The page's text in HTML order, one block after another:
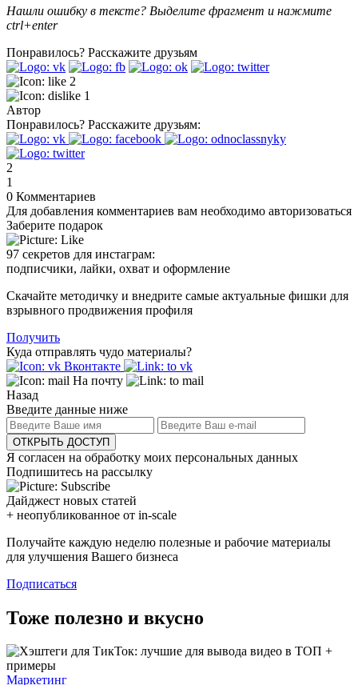
Нашли ошибку в тексте? Выделите фрагмент и нажмите
ctrl+enter
Понравилось? Расскажите друзьям
2
1
Автор
Понравилось? Расскажите друзьям:
2
1
0 Комментариев
Для добавления комментариев вам необходимо авторизоваться
Заберите подарок
97 секретов для инстаграм:
подписчики, лайки, охват и оформление
Скачайте методичку и внедрите самые актуальные фишки для
взрывного продвижения профиля
Получить
Куда отправлять чудо материалы?
Вконтакте
На почту
Назад
Введите данные ниже
ОТКРЫТЬ ДОСТУП
Я согласен на обработку моих персональных данных
Подпишитесь на рассылку
Дайджест новых статей
+ неопубликованное от in-scale
Получайте каждую неделю полезные и рабочие материалы
для улучшения Вашего бизнеса
Подписаться
Тоже полезно и вкусно
Маркетинг